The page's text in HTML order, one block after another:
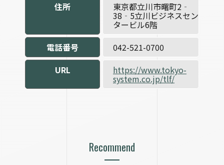
住所
東京都立川市曙町2‐
38‐5立川ビジネスセン
タービル6階
電話番号
042-521-0700
URL
https://www.tokyo-
system.co.jp/tlf/
Recommend